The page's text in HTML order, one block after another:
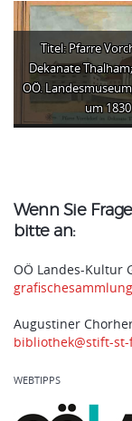
Titel: Pfarre
Dekanate
OÖ.
um 1830
Wenn Sie
bitte an:
OÖ Landes-Kultur
Augustiner
bibliothek@stift-
WEBTIPPS